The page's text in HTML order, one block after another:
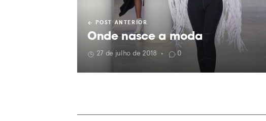
POST ANTERIOR
Onde nasce a moda
27 de julho de 2018 • 0